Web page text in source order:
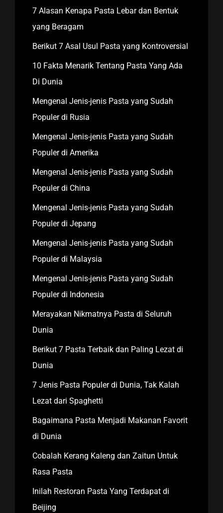
7 Alasan Kenapa Pasta Lebar dan Bentuk
yang Beragam
Berikut 7 Asal Usul Pasta yang Kontroversial
10 Fakta Menarik Tentang Pasta Yang Ada
Di Dunia
Mengenal Jenis-jenis Pasta yang Sudah
Populer di Rusia
Mengenal Jenis-jenis Pasta yang Sudah
Populer di Amerika
Mengenal Jenis-jenis Pasta yang Sudah
Populer di China
Mengenal Jenis-jenis Pasta yang Sudah
Populer di Jepang
Mengenal Jenis-jenis Pasta yang Sudah
Populer di Malaysia
Mengenal Jenis-jenis Pasta yang Sudah
Populer di Indonesia
Merayakan Nikmatnya Pasta di Seluruh
Dunia
Berikut 7 Pasta Terbaik dan Paling Lezat di
Dunia
7 Jenis Pasta Populer di Dunia, Tak Kalah
Lezat dari Spaghetti
Bagaimana Pasta Menjadi Makanan Favorit
di Dunia
Cobalah Kerang Kaleng dan Zaitun Untuk
Rasa Pasta
Inilah Restoran Pasta Yang Terdapat di
Beijing